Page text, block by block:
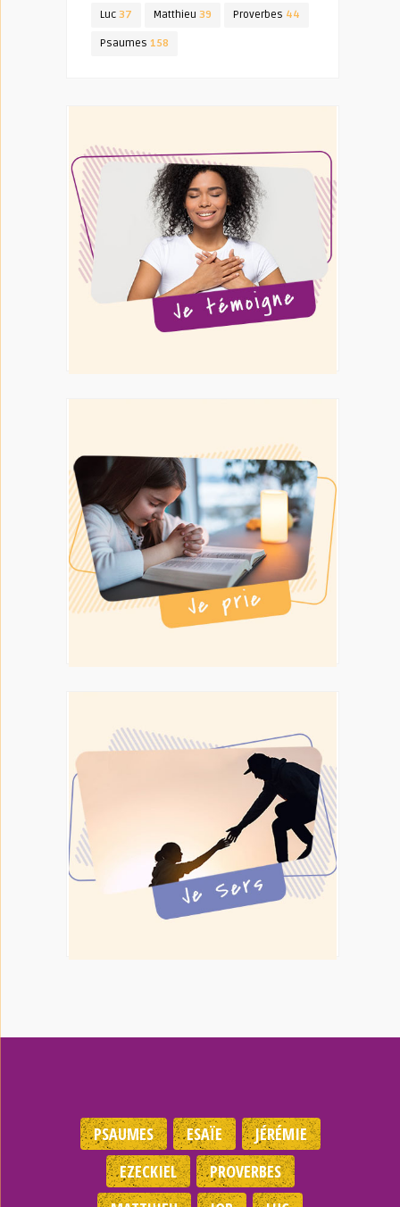
Luc 37 Matthieu 39 Proverbes 44
Psaumes 158
PSAUMES ESAÏE
JÉRÉMIE
EZECKIEL
PROVERBES